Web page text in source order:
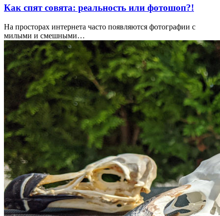
Как спят совята: реальность или фотошоп?!
На просторах интернета часто появляются фотографии с
милыми и смешными…